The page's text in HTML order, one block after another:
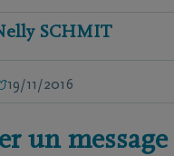
SCHMIT
19/11/2016
un message